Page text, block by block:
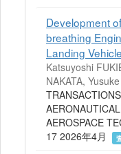
Development
breathing
Landing Vehicle
Katsuyoshi
NAKATA,
AEROSPACE
17 2026年4月